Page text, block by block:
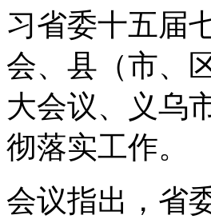
习省委十五届
会、县（市、
大会议、义乌
彻落实工作。
会议指出，省